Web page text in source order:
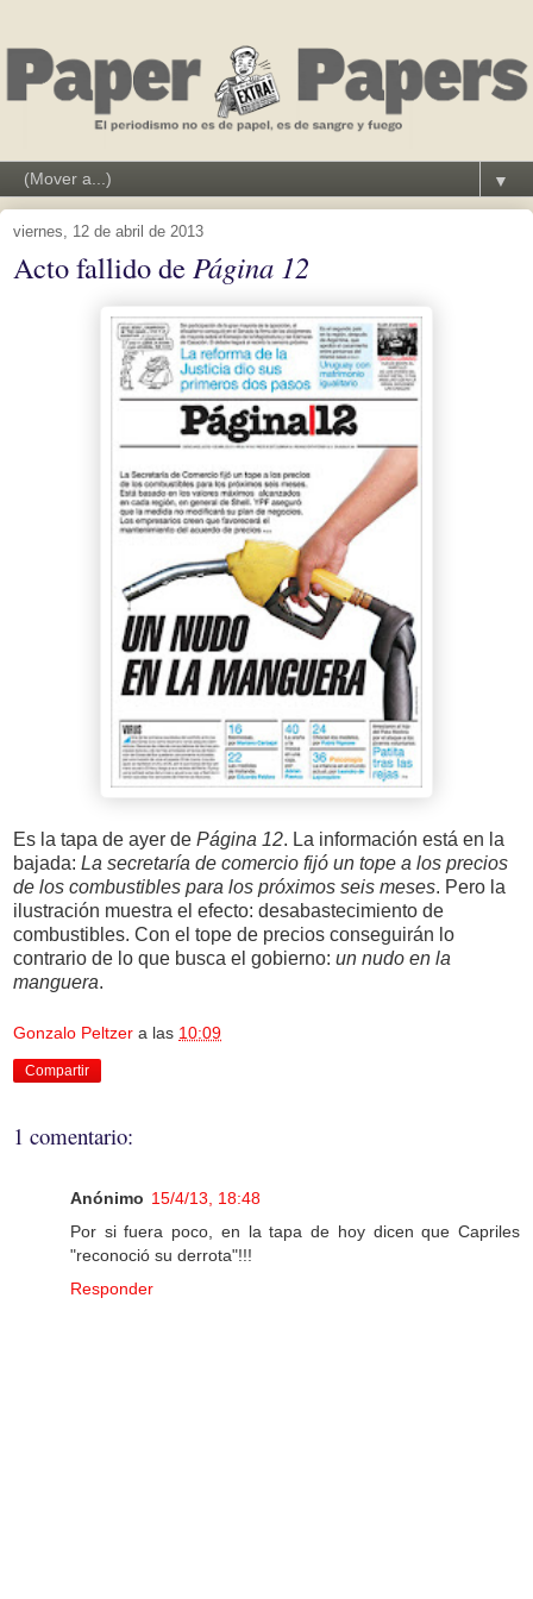
▼
viernes, 12 de abril de 2013
Acto fallido dePágina 12
Es la tapa de ayer de Página 12. La información está en la
bajada: La secretaría de comercio fijó un tope a los precios
de los combustibles para los próximos seis meses. Pero la
ilustración muestra el efecto: desabastecimiento de
combustibles. Con el tope de precios conseguirán lo
contrario de lo que busca el gobierno: un nudo en la
manguera.
Gonzalo Peltzer a las 10:09
Compartir
1 comentario:
Anónimo 15/4/13, 18:48
Por si fuera poco, en la tapa de hoy dicen que Capriles
"reconoció su derrota"!!!
Responder